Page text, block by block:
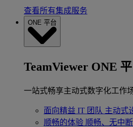
查看所有集成服务
ONE 平台
TeamViewer ONE
一站式畅享主动式数字化工作
面向精益 IT 团队 主动式
顺畅的体验 顺畅、无中